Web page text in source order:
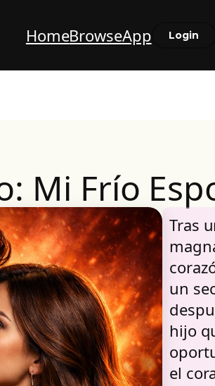
HomeBrowseApp Login
Mi Frío
Tras
un
hijo
el